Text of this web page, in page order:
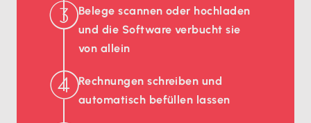
Belege scannen oder hochladen
und die Software verbucht sie
von allein
Rechnungen schreiben und
automatisch befüllen lassen